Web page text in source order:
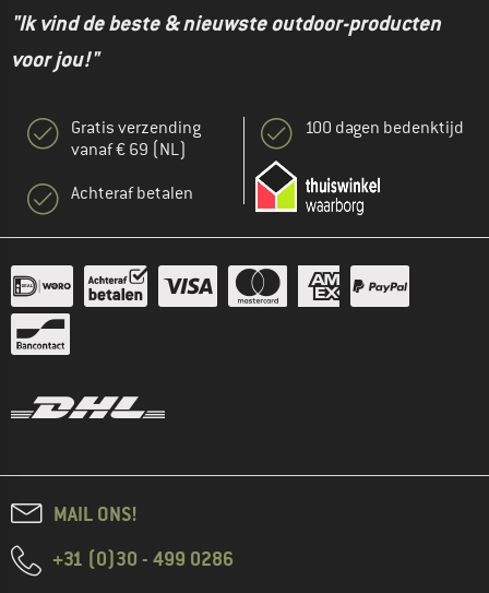
"Ik vind de beste & nieuwste outdoor-producten
voor jou!"
Gratis verzending
vanaf € 69 (NL)
Achteraf betalen
100 dagen bedenktijd
MAIL ONS!
+31 (0)30 - 499 0286